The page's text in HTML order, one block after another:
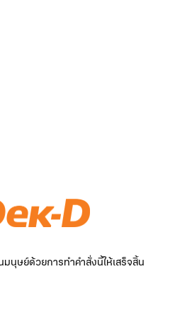
นุษย์ด้วยการทำคำสั่งนี้ให้เสร็จสิ้น